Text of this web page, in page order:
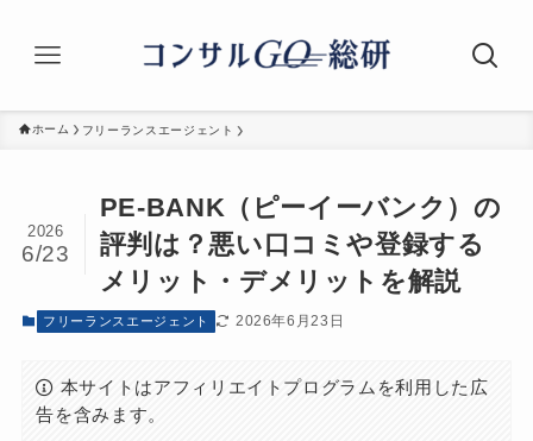
ホーム フリーランスエージェント
PE-BANK（ピーイーバンク）の
評判は？悪い口コミや登録する
メリット・デメリットを解説
2026
6/23
フリーランスエージェント 2026年6月23日
本サイトはアフィリエイトプログラムを利用した広
告を含みます。